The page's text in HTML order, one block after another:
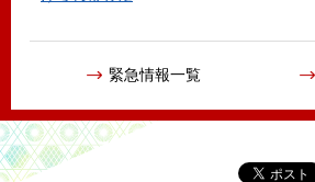
緊急情報一覧